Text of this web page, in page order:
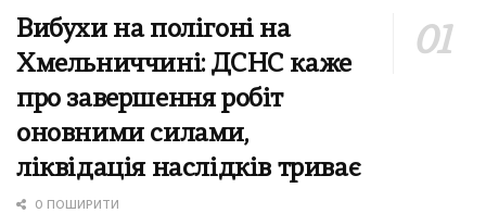
Вибухи на полігоні на
Хмельниччині: ДСНС каже
про завершення робіт
оновними силами,
ліквідація наслідків триває
0 ПОШИРИТИ